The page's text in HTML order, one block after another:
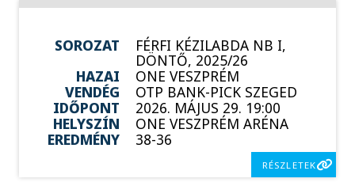
SOROZAT FÉRFI KÉZILABDA NB I,
DÖNTŐ, 2025/26
HAZAI
ONE VESZPRÉM
VENDÉG
OTP BANK-PICK SZEGED
IDŐPONT
2026. MÁJUS 29. 19:00
HELYSZÍN
ONE VESZPRÉM ARÉNA
EREDMÉNY
38-36
RÉSZLETEK